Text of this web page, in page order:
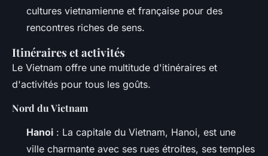
cultures vietnamienne et française pour des
rencontres riches de sens.
Itinéraires et activités
Le Vietnam offre une multitude d'itinéraires et
d'activités pour tous les goûts.
Nord du Vietnam
Hanoi : La capitale du Vietnam, Hanoi, est une
ville charmante avec ses rues étroites, ses temples